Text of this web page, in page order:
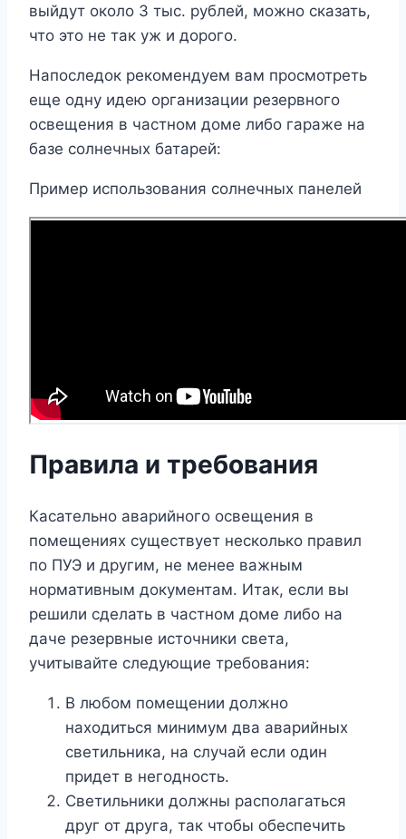
выйдут около 3 тыс. рублей, можно сказать,
что это не так уж и дорого.
Напоследок рекомендуем вам просмотреть
еще одну идею организации резервного
освещения в частном доме либо гараже на
базе солнечных батарей:
Пример использования солнечных панелей
Правила и требования
Касательно аварийного освещения в
помещениях существует несколько правил
по ПУЭ и другим, не менее важным
нормативным документам. Итак, если вы
решили сделать в частном доме либо на
даче резервные источники света,
учитывайте следующие требования:
В любом помещении должно
находиться минимум два аварийных
светильника, на случай если один
придет в негодность.
Светильники должны располагаться
друг от друга, так чтобы обеспечить